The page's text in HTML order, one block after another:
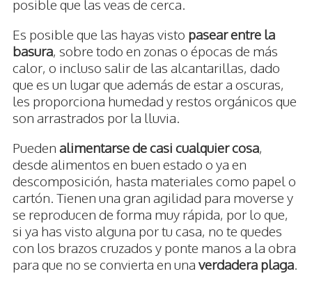
posible que las veas de cerca.
Es posible que las hayas visto pasear entre la
basura, sobre todo en zonas o épocas de más
calor, o incluso salir de las alcantarillas, dado
que es un lugar que además de estar a oscuras,
les proporciona humedad y restos orgánicos que
son arrastrados por la lluvia.
Pueden alimentarse de casi cualquier cosa,
desde alimentos en buen estado o ya en
descomposición, hasta materiales como papel o
cartón. Tienen una gran agilidad para moverse y
se reproducen de forma muy rápida, por lo que,
si ya has visto alguna por tu casa, no te quedes
con los brazos cruzados y ponte manos a la obra
para que no se convierta en una verdadera plaga.